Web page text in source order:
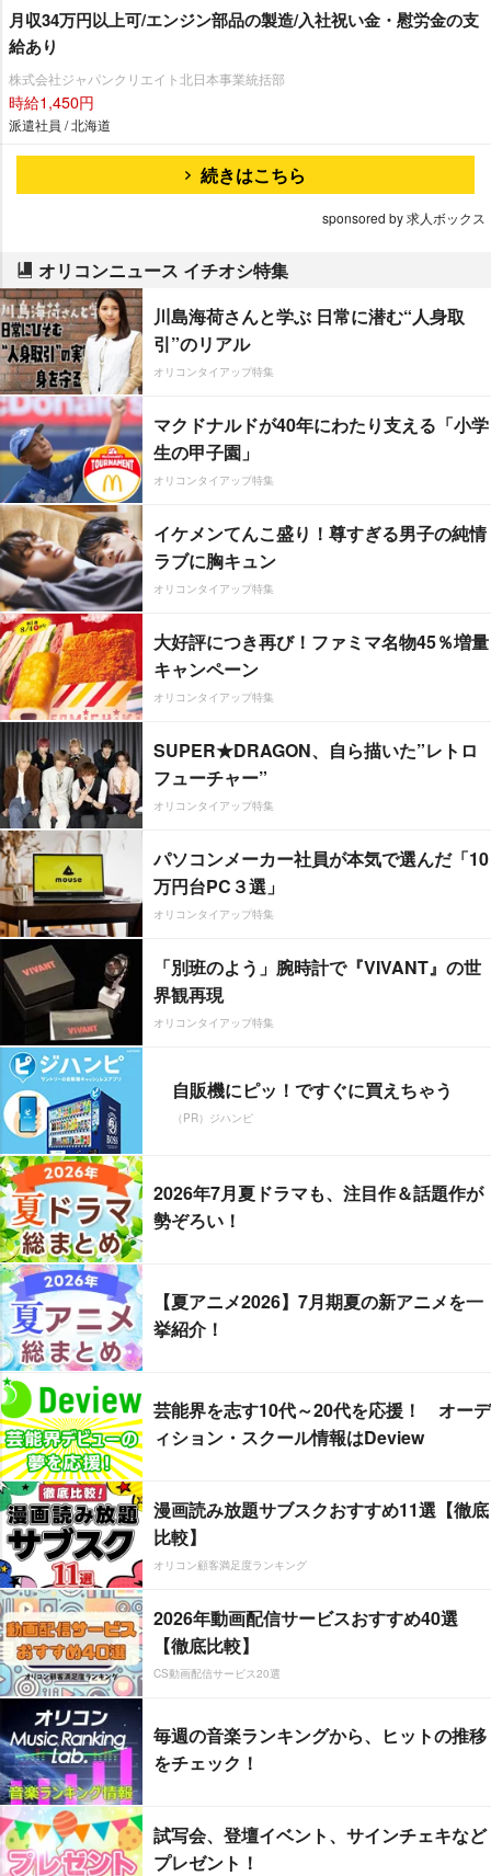
月収34万円以上可/エンジン部品の製造/入社祝い金・慰労金の支
給あり
株式会社ジャパンクリエイト北日本事業統括部
時給1,450円
派遣社員 / 北海道
続きはこちら
sponsored by 求人ボックス
オリコンニュース イチオシ特集
川島海荷さんと学ぶ 日常に潜む“人身取
引”のリアル
オリコンタイアップ特集
マクドナルドが40年にわたり支える「小学
生の甲子園」
オリコンタイアップ特集
イケメンてんこ盛り！尊すぎる男子の純情
ラブに胸キュン
オリコンタイアップ特集
大好評につき再び！ファミマ名物45％増量
キャンペーン
オリコンタイアップ特集
SUPER★DRAGON、自ら描いた”レトロ
フューチャー”
オリコンタイアップ特集
パソコンメーカー社員が本気で選んだ「10
万円台PC３選」
オリコンタイアップ特集
「別班のよう」腕時計で『VIVANT』の世
界観再現
オリコンタイアップ特集
自販機にピッ！ですぐに買えちゃう
（PR）ジハンピ
2026年7月夏ドラマも、注目作＆話題作が
勢ぞろい！
【夏アニメ2026】7月期夏の新アニメを一
挙紹介！
芸能界を志す10代～20代を応援！ オーデ
ィション・スクール情報はDeview
漫画読み放題サブスクおすすめ11選【徹底
比較】
オリコン顧客満足度ランキング
2026年動画配信サービスおすすめ40選
【徹底比較】
CS動画配信サービス20選
毎週の音楽ランキングから、ヒットの推移
をチェック！
試写会、登壇イベント、サインチェキなど
プレゼント！